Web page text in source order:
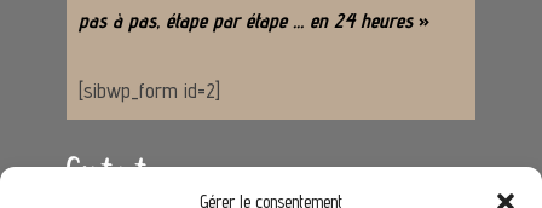
Gérer le consentement
pas à pas, étape par étape … en 24 heures »
[sibwp_form id=2]
Contact